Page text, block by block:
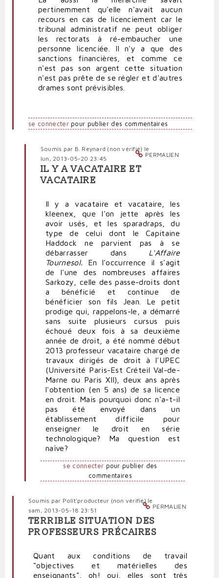
pertinemment qu'elle n'avait aucun
recours en cas de licenciement car le
tribunal administratif ne peut obliger
les rectorats à ré-embaucher une
personne licenciée. Il n'y a que des
sanctions financières, et comme ce
n'est pas son argent cette situation
n'est pas prête de se régler et d'autres
drames sont prévisibles.
se connecterpour publier des commentaires
PERMALIEN
Soumis par B. Reynard (non vérifié) le
lun, 2013-05-20 23:45
En
réponse
Les
profs
non-
titulaires
par
Polit'producteur
(non
vérifié)
IL Y A VACATAIRE ET
VACATAIRE
Il y a vacataire et vacataire, les
kleenex, que l'on jette après les
avoir usés, et les sparadraps, du
type de celui dont le Capitaine
Haddock ne parvient pas à se
débarrasser dans L'Affaire
Tournesol. En l'occurrence il s'agit
de l'une des nombreuses affaires
Sarkozy, celle des passe-droits dont
a bénéficié et continue de
bénéficier son fils Jean. Le petit
prodige qui, rappelons-le, a démarré
sans suite plusieurs cursus puis
échoué deux fois à sa deuxième
année de droit, a été nommé début
2013 professeur vacataire chargé de
travaux dirigés de droit à l'UPEC
(Université Paris-Est Créteil Val-de-
Marne ou Paris XII), deux ans après
l'obtention (en 5 ans) de sa licence
en droit. Mais pourquoi donc n'a-t-il
pas été envoyé dans un
établissement difficile pour
enseigner le droit en série
technologique? Ma question est
naïve?
se connecter pour publier des
commentaires
PERMALIEN
Soumis par Polit'producteur (non vérifié) le
sam, 2013-05-18 23:51
TERRIBLE SITUATION DES
PROFESSEURS PRÉCAIRES
Quant aux conditions de travail
"objectives et matérielles des
enseignants", oh! oui, elles sont très